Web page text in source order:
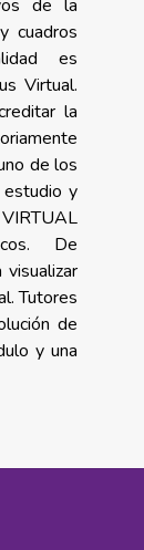
de la
cuadros
es
Virtual.
la
de los
y
De
Tutores
de
y una